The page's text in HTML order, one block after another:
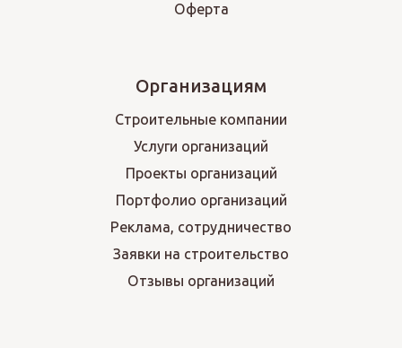
Оферта
Организациям
Строительные компании
Услуги организаций
Проекты организаций
Портфолио организаций
Реклама, сотрудничество
Заявки на строительство
Отзывы организаций